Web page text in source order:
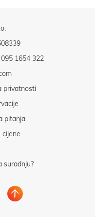
095 1654 322
privatnosti
pitanja
cijene
suradnju?